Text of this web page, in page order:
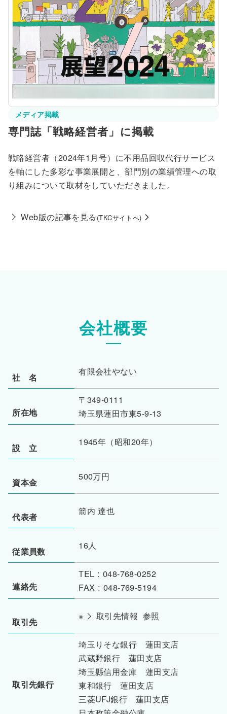
メディア掲載
専門誌「戦略経営者」に掲載
戦略経営者（2024年1月号）に不用品回収代行サービス
を軸にした多彩な事業展開と、部門別の業績管理への取
り組みについて取材をしていただきました。
Web版の記事を見る (TKCサイトへ)
会社概要
社 名
有限会社やない
所在地
〒349-0111
埼玉県蓮田市東5-9-13
設 立
1945年（昭和20年）
資本金
500万円
代表者
箭内 達也
従業員数
16人
連絡先
TEL : 048-768-0252
FAX : 048-769-5194
取引先
※ 取引先情報 参照
取引先銀行
埼玉りそな銀行 蓮田支店
武蔵野銀行 蓮田支店
埼玉縣信用金庫 蓮田支店
東和銀行 蓮田支店
三菱UFJ銀行 蓮田支店